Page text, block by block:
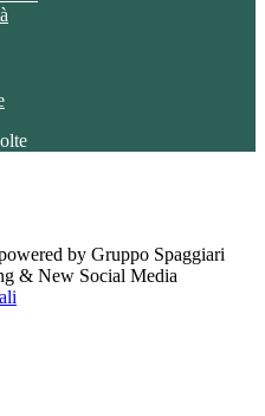
by Gruppo Spaggiari
& New Social Media